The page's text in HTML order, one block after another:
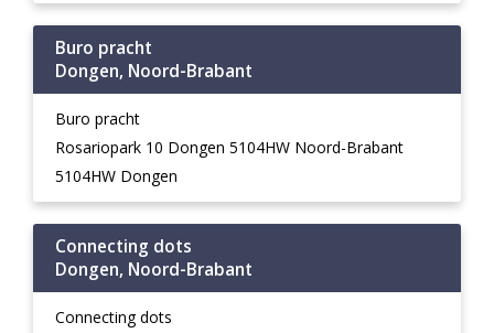
Buro pracht
Dongen, Noord-Brabant
Buro pracht
Rosariopark 10 Dongen 5104HW Noord-Brabant
5104HW Dongen
Connecting dots
Dongen, Noord-Brabant
Connecting dots